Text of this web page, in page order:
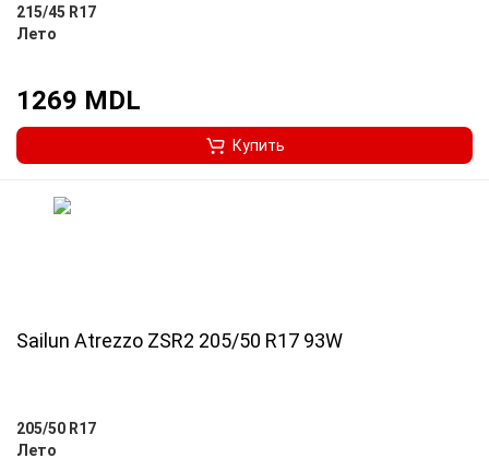
215/45 R17
Лето
1269 MDL
Купить
Sailun Atrezzo ZSR2 205/50 R17 93W
205/50 R17
Лето